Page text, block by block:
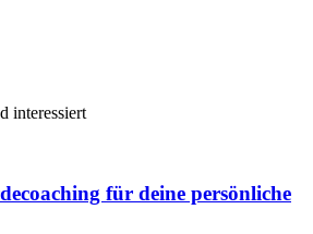
interessiert
für deine persönliche